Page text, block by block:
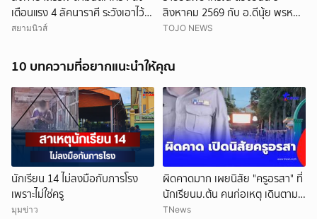
เตือนแรง 4 ลัคนาราศี ระวังเอาไว้ให้
ดี
สยามนิวส์
สิงหาคม 2569 กับ อ.ดีนุ้ย พรหม
ญาณพยากรณ์
TOJO NEWS
10 บทความที่อยากแนะนำให้คุณ
นักเรียน 14 ไม่ลงมือกับภารโรง
เพราะไม่ใช่ครู
มุมข่าว
ผิดคาดมาก เผยนิสัย "ครูอรสา" ที่
นักเรียนม.ต้น คนก่อเหตุ เดินตาม
หา
TNews